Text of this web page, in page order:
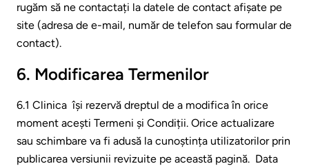
rugăm să ne contactați la datele de contact afișate pe
site (adresa de e-mail, număr de telefon sau formular de
contact).
6. Modificarea Termenilor
6.1 Clinica își rezervă dreptul de a modifica în orice
moment acești Termeni și Condiții. Orice actualizare
sau schimbare va fi adusă la cunoștința utilizatorilor prin
publicarea versiunii revizuite pe această pagină. Data